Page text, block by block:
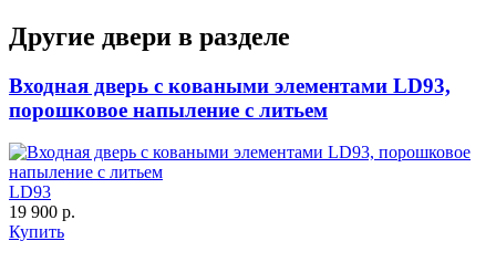
К-10 60
C61 C62
Другие двери в разделе
Входная дверь с коваными элементами LD93,
порошковое напыление с литьем
LD93
19 900 р.
Купить